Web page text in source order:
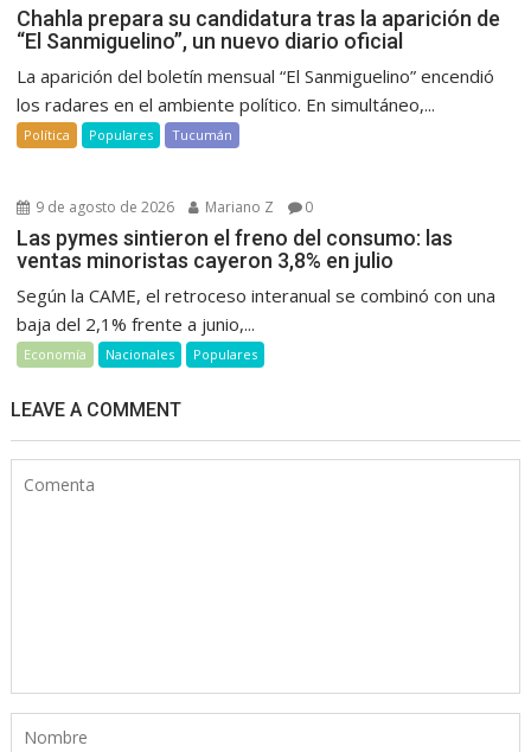
Chahla prepara su candidatura tras la aparición de
“El Sanmiguelino”, un nuevo diario oficial
La aparición del boletín mensual “El Sanmiguelino” encendió
los radares en el ambiente político. En simultáneo,...
Política Populares Tucumán
9 de agosto de 2026 Mariano Z 0
Las pymes sintieron el freno del consumo: las
ventas minoristas cayeron 3,8% en julio
Según la CAME, el retroceso interanual se combinó con una
baja del 2,1% frente a junio,...
Economía Nacionales Populares
LEAVE A COMMENT